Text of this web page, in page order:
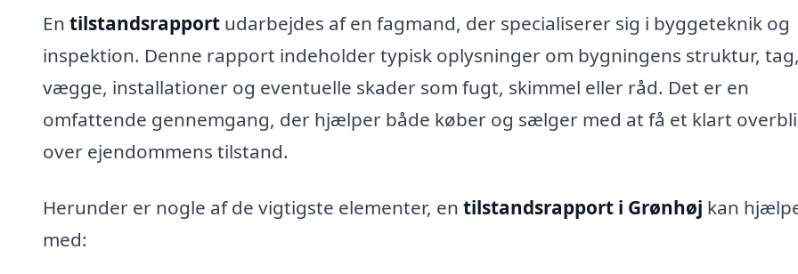
En tilstandsrapport udarbejdes af en fagmand, der specialiserer sig i byggeteknik og
inspektion. Denne rapport indeholder typisk oplysninger om bygningens struktur, tag,
vægge, installationer og eventuelle skader som fugt, skimmel eller råd. Det er en
omfattende gennemgang, der hjælper både køber og sælger med at få et klart
over ejendommens tilstand.
Herunder er nogle af de vigtigste elementer, en tilstandsrapport i Grønhøj kan
med: